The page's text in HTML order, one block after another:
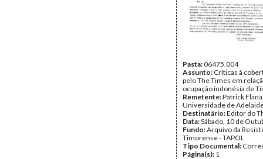
Pasta:06475.004
Assunto: Críticas à
pelo The Times em
ocupação indonésia de
Remetente:Patrick
Universidade de
Destinatário:Editor do
Data:Sábado, 10 de
Fundo:Arquivo da
Timorense - TAPOL
Tipo Documental:
Página(s): 1